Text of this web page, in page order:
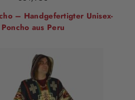
– Handgefertigter Unisex-
Poncho aus Peru